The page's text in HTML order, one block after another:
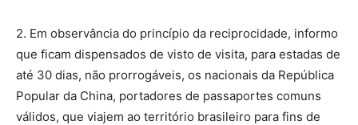
2. Em observância do princípio da reciprocidade, informo
que ficam dispensados de visto de visita, para estadas de
até 30 dias, não prorrogáveis, os nacionais da República
Popular da China, portadores de passaportes comuns
válidos, que viajem ao território brasileiro para fins de